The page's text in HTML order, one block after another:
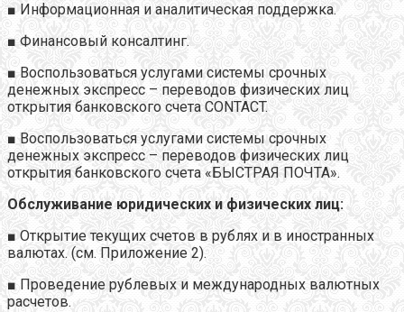
■ Информационная и аналитическая поддержка.
■ Финансовый консалтинг.
■ Воспользоваться услугами системы срочных
денежных экспресс – переводов физических лиц
открытия банковского счета CONTACT.
■ Воспользоваться услугами системы срочных
денежных экспресс – переводов физических лиц
открытия банковского счета «БЫСТРАЯ ПОЧТА».
Обслуживание юридических и физических лиц:
■ Открытие текущих счетов в рублях и в иностранных
валютах. (см. Приложение 2).
■ Проведение рублевых и международных валютных
расчетов.